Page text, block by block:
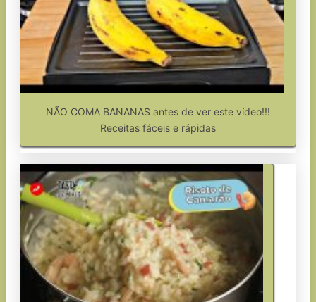
NÃO COMA BANANAS antes de ver este vídeo!!!
Receitas fáceis e rápidas